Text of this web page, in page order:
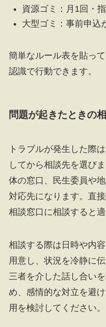
資源ゴミ：月1回・
大型ゴミ：事前申込
簡単なルール表を貼っ
認識で行動できます。
問題が起きたときの
トラブルが発生した際
してから相談先を選び
体の窓口、民生委員や
対応先になります。直
相談窓口に相談すると
相談する際は日時や内
用意し、状況を冷静に
三者を介した話し合い
め、感情的な対立を避
用を検討してください。